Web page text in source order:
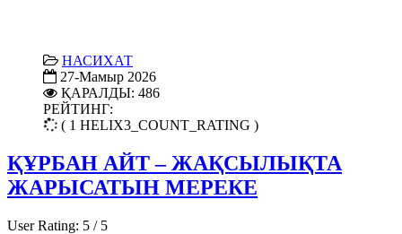
НАСИХАТ
27-Мамыр 2026
ҚАРАЛДЫ: 486
РЕЙТИНГ:
( 1 HELIX3_COUNT_RATING )
ҚҰРБАН АЙТ – ЖАҚСЫЛЫҚТА
ЖАРЫСАТЫН МЕРЕКЕ
User Rating: 5 / 5